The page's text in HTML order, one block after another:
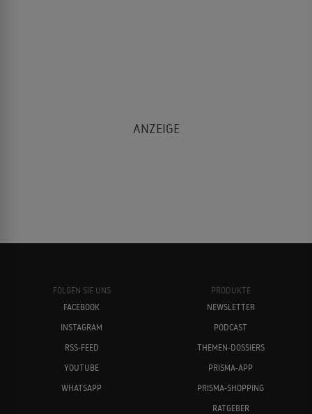
FOLGEN SIE UNS
FACEBOOK
INSTAGRAM
RSS-FEED
YOUTUBE
WHATSAPP
PRODUKTE
NEWSLETTER
PODCAST
THEMEN-DOSSIERS
PRISMA-APP
PRISMA-SHOPPING
RATGEBER